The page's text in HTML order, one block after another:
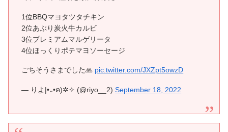
1位BBQマヨタツタチキン
2位あぶり炭火牛カルビ
3位プレミアムマルゲリータ
4位ほっくりポテマヨソーセージ
ごちそうさまでした🙏 pic.twitter.com/JXZpt5owzD
— りよ|•᎑•ฅ)✲✧ (@riyo__2)September 18, 2022